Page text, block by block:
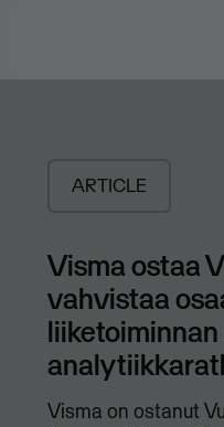
ARTICLE
Visma ostaa
vahvistaa
Visma on ostanut